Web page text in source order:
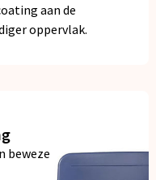
aan de
oppervlak.
bewezen kwaliteit